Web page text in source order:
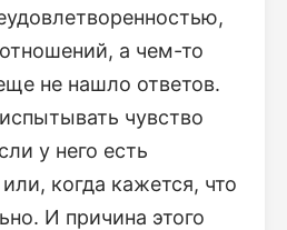
а чем-то
не нашло ответов.
чувство
у него есть
когда кажется, что
И причина этого